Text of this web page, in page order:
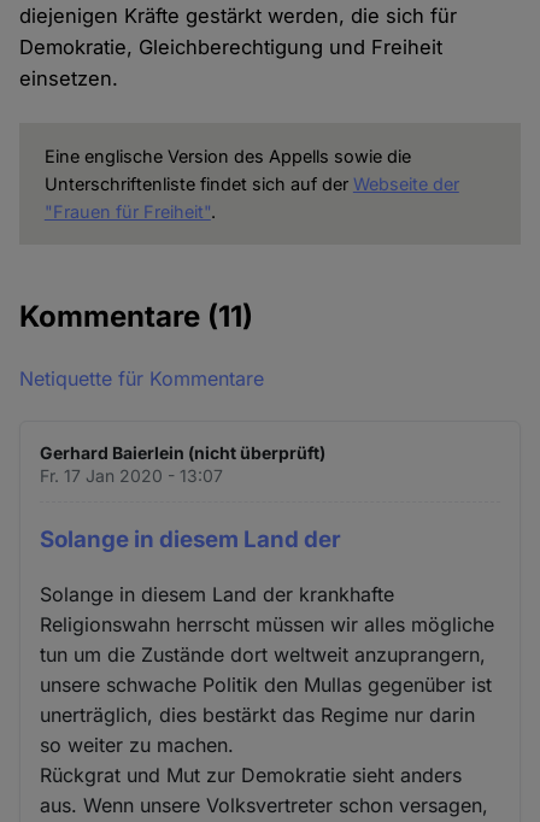
diejenigen Kräfte gestärkt werden, die sich für
Demokratie, Gleichberechtigung und Freiheit
einsetzen.
Eine englische Version des Appells sowie die
Unterschriftenliste findet sich auf der Webseite der
"Frauen für Freiheit".
Kommentare (11)
Netiquette für Kommentare
Gerhard Baierlein (nicht überprüft)
Fr. 17 Jan 2020 - 13:07
Solange in diesem Land der
Solange in diesem Land der krankhafte
Religionswahn herrscht müssen wir alles mögliche
tun um die Zustände dort weltweit anzuprangern,
unsere schwache Politik den Mullas gegenüber ist
unerträglich, dies bestärkt das Regime nur darin
so weiter zu machen.
Rückgrat und Mut zur Demokratie sieht anders
aus. Wenn unsere Volksvertreter schon versagen,